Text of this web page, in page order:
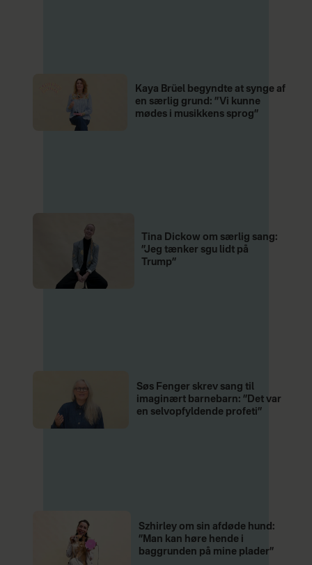
Kaya Brüel begyndte at synge af
en særlig grund: ”Vi kunne
mødes i musikkens sprog”
Tina Dickow om særlig sang:
”Jeg tænker sgu lidt på
Trump”
Søs Fenger skrev sang til
imaginært barnebarn: ”Det var
en selvopfyldende profeti”
Szhirley om sin afdøde hund:
”Man kan høre hende i
baggrunden på mine plader”